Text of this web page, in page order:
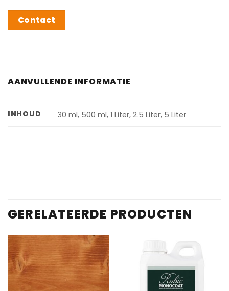
Contact
AANVULLENDE INFORMATIE
INHOUD 30 ml, 500 ml, 1 Liter, 2.5 Liter, 5 Liter
GERELATEERDE PRODUCTEN